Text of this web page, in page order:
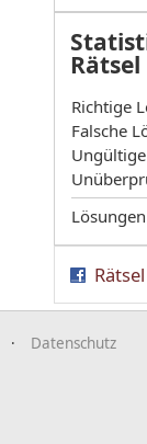
Rätsel
Richtige
Falsche
Datenschutz